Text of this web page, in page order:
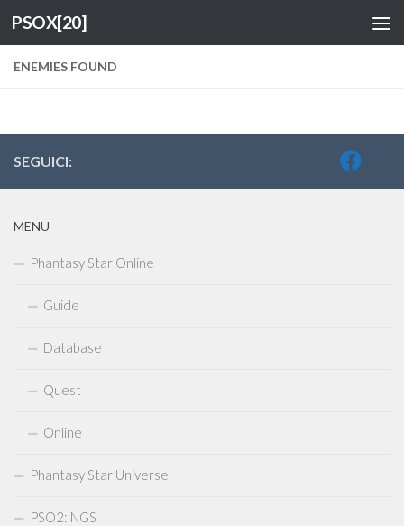
Salta al contenuto
PSOX[20]
ENEMIES FOUND
SEGUICI:
MENU
Phantasy Star Online
Guide
Database
Quest
Online
Phantasy Star Universe
PSO2: NGS